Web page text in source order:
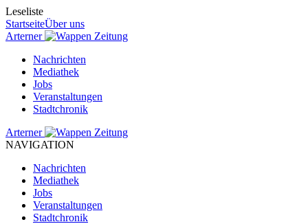
Leseliste
StartseiteÜber uns
Arterner
Zeitung
Nachrichten
Mediathek
Jobs
Veranstaltungen
Stadtchronik
Arterner
Zeitung
NAVIGATION
Nachrichten
Mediathek
Jobs
Veranstaltungen
Stadtchronik